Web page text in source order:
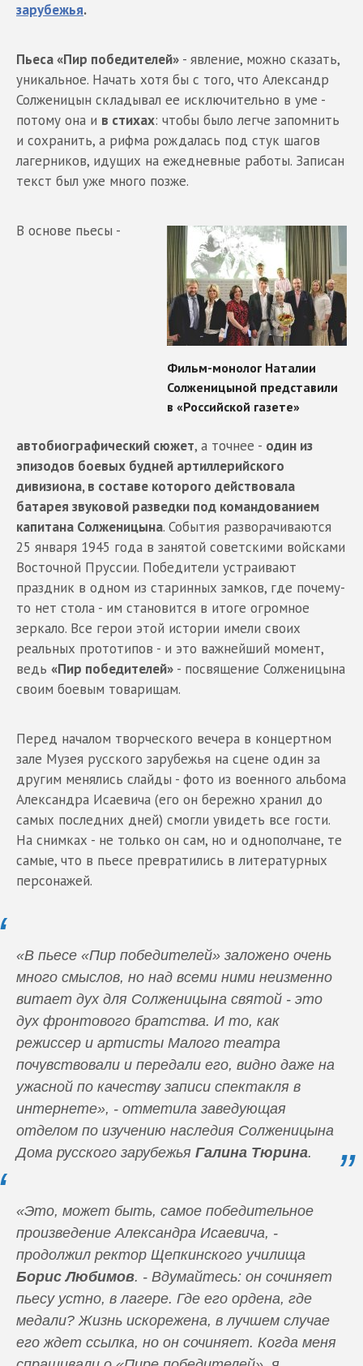
зарубежья.
Пьеса «Пир победителей» - явление, можно сказать,
уникальное. Начать хотя бы с того, что Александр
Солженицын складывал ее исключительно в уме -
потому она и в стихах: чтобы было легче запомнить
и сохранить, а рифма рождалась под стук шагов
лагерников, идущих на ежедневные работы. Записан
текст был уже много позже.
В основе пьесы -
автобиографический сюжет, а точнее - один из
эпизодов боевых будней артиллерийского
дивизиона, в составе которого действовала
батарея звуковой разведки под командованием
капитана Солженицына. События разворачиваются
25 января 1945 года в занятой советскими войсками
Восточной Пруссии. Победители устраивают
праздник в одном из старинных замков, где почему-
то нет стола - им становится в итоге огромное
зеркало. Все герои этой истории имели своих
реальных прототипов - и это важнейший момент,
ведь «Пир победителей» - посвящение Солженицына
своим боевым товарищам.
Перед началом творческого вечера в концертном
зале Музея русского зарубежья на сцене один за
другим менялись слайды - фото из военного альбома
Александра Исаевича (его он бережно хранил до
самых последних дней) смогли увидеть все гости.
На снимках - не только он сам, но и однополчане, те
самые, что в пьесе превратились в литературных
персонажей.
«В пьесе «Пир победителей» заложено очень
много смыслов, но над всеми ними неизменно
витает дух для Солженицына святой - это
дух фронтового братства. И то, как
режиссер и артисты Малого театра
почувствовали и передали его, видно даже на
ужасной по качеству записи спектакля в
интернете», - отметила заведующая
отделом по изучению наследия Солженицына
Дома русского зарубежья Галина Тюрина.
«Это, может быть, самое победительное
произведение Александра Исаевича, -
продолжил ректор Щепкинского училища
Борис Любимов. - Вдумайтесь: он сочиняет
пьесу устно, в лагере. Где его ордена, где
медали? Жизнь искорежена, в лучшем случае
его ждет ссылка, но он сочиняет. Когда меня